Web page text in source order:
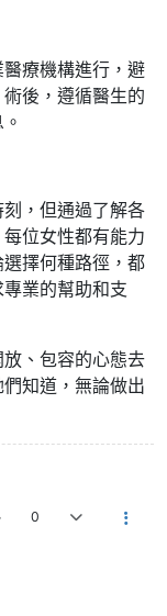
療機構進行，避
後，遵循醫生的
，但通過了解各
位女性都有能力
擇何種路徑，都
業的幫助和支
、包容的心態去
知道，無論做出
0